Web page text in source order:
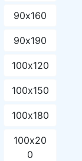
90х160
90х190
100х120
100х150
100х180
100х20
0